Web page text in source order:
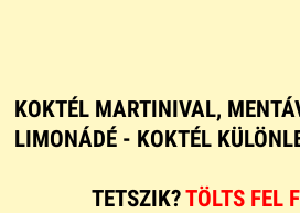
KOKTÉL MARTINIVAL,
LIMONÁDÉ - KOKTÉL
TETSZIK?TÖLTS FEL